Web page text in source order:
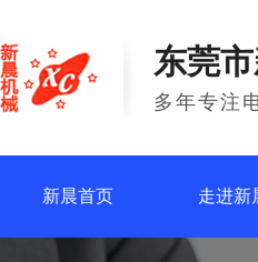
东莞
多年专注
新晨首页 走进新